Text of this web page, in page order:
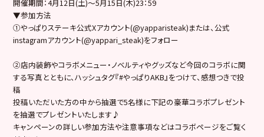
開催期間：4月12日(土)～5月15日(木)23：59
▼参加方法
①やっぱりステーキ公式Xアカウント(@yapparisteak)または、公式
instagramアカウント(@yappari_steak)をフォロー
②店内装飾やコラボメニュー・ノベルティやグッズなど今回のコラボに関
する写真とともに、ハッシュタグ『#やっぱりAKB』をつけて、感想つきで投
稿
投稿いただいた方の中から抽選で5名様に下記の豪華コラボプレゼント
を抽選でプレゼントいたします♪
キャンペーンの詳しい参加方法や注意事項などはコラボページをご覧く